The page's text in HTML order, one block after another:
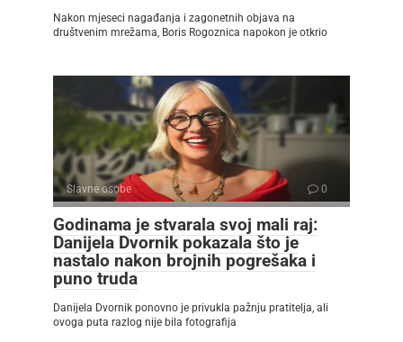
Nakon mjeseci nagađanja i zagonetnih objava na
društvenim mrežama, Boris Rogoznica napokon je otkrio
Slavne osobe 0
Godinama je stvarala svoj mali raj:
Danijela Dvornik pokazala što je
nastalo nakon brojnih pogrešaka i
puno truda
Danijela Dvornik ponovno je privukla pažnju pratitelja, ali
ovoga puta razlog nije bila fotografija